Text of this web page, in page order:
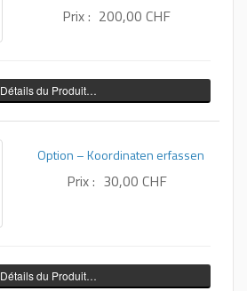
Prix : 200,00 CHF
Détails du Produit…
Option – Koordinaten erfassen
Prix : 30,00 CHF
Détails du Produit…